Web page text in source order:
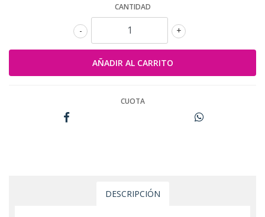
CANTIDAD
+
-
CUOTA
DESCRIPCIÓN